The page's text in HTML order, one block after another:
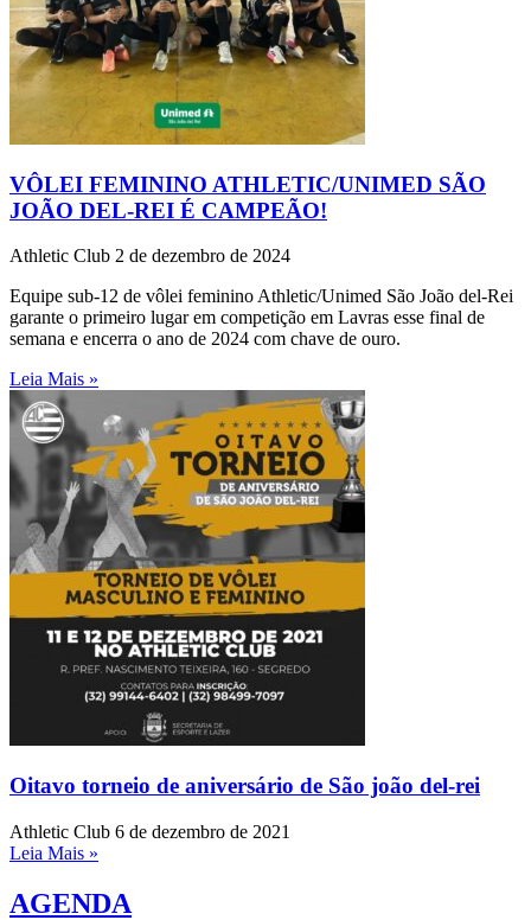
VÔLEI FEMININO ATHLETIC/UNIMED SÃO
JOÃO DEL-REI É CAMPEÃO!
Athletic Club 2 de dezembro de 2024
Equipe sub-12 de vôlei feminino Athletic/Unimed São João del-Rei
garante o primeiro lugar em competição em Lavras esse final de
semana e encerra o ano de 2024 com chave de ouro.
Leia Mais »
Oitavo torneio de aniversário de São joão del-rei
Athletic Club 6 de dezembro de 2021
Leia Mais »
AGENDA